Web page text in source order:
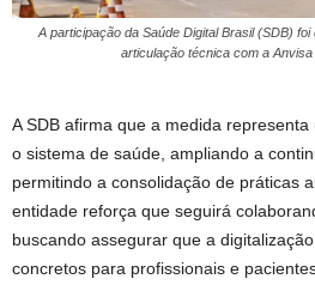
A participação da Saúde Digital Brasil (SDB)
articulação técnica com a
A SDB afirma que a medida
o sistema de saúde, ampliando a
permitindo a consolidação de práticas
entidade reforça que seguirá
buscando assegurar que a
concretos para profissionais e